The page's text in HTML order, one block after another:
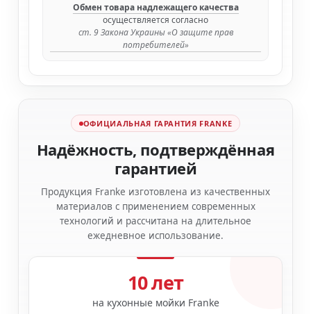
Обмен товара надлежащего качества
осуществляется согласно
ст. 9 Закона Украины «О защите прав
потребителей»
ОФИЦИАЛЬНАЯ ГАРАНТИЯ FRANKE
Надёжность, подтверждённая
гарантией
Продукция Franke изготовлена из качественных
материалов с применением современных
технологий и рассчитана на длительное
ежедневное использование.
10 лет
на кухонные мойки Franke